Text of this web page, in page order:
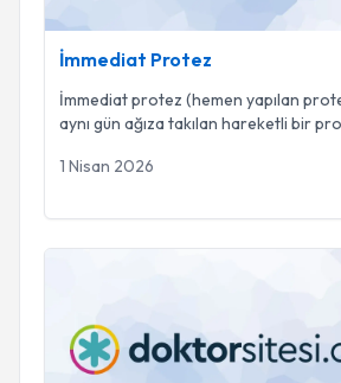
İmmediat Protez
İmmediat protez (hemen yapılan
aynı gün ağıza takılan hareketli bir
1 Nisan 2026